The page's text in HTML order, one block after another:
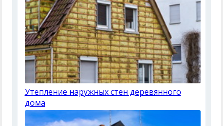
Утепление наружных стен деревянного
дома